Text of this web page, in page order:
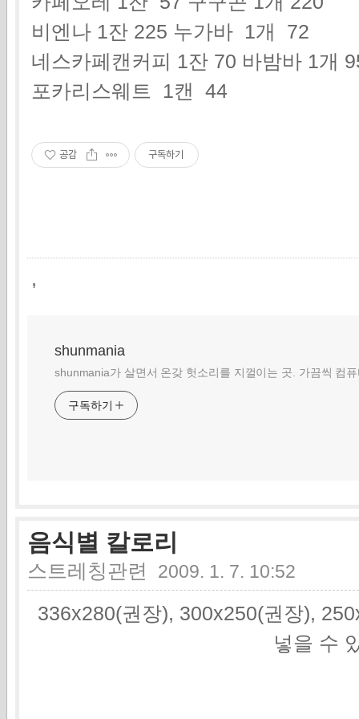
비엔나 1잔 225 누가바 1개 72
네스카페캔커피 1잔 70 바밤바 1개
포카리스웨트 1캔 44
공감 구독하기
,
shunmania
shunmania가 살면서 온갖 헛소리를 지껄이는 곳. 가끔씩 컴
구독하기
음식별 칼로리
스트레칭관련 2009. 1. 7. 10:52
336x280(권장), 300x250(권장),
넣을 수